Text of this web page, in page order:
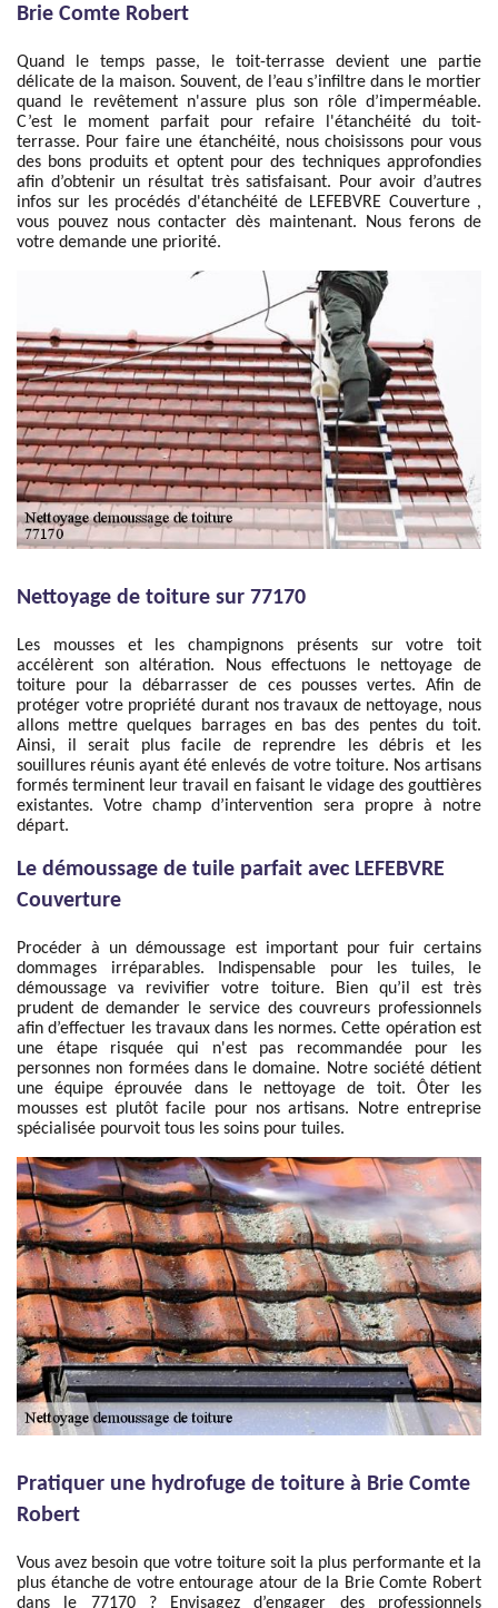
Brie Comte Robert
Quand le temps passe, le toit-terrasse devient une partie
délicate de la maison. Souvent, de l’eau s’infiltre dans le mortier
quand le revêtement n'assure plus son rôle d’imperméable.
C’est le moment parfait pour refaire l'étanchéité du toit-
terrasse. Pour faire une étanchéité, nous choisissons pour vous
des bons produits et optent pour des techniques approfondies
afin d’obtenir un résultat très satisfaisant. Pour avoir d’autres
infos sur les procédés d'étanchéité de LEFEBVRE Couverture ,
vous pouvez nous contacter dès maintenant. Nous ferons de
votre demande une priorité.
Nettoyage de toiture sur 77170
Les mousses et les champignons présents sur votre toit
accélèrent son altération. Nous effectuons le nettoyage de
toiture pour la débarrasser de ces pousses vertes. Afin de
protéger votre propriété durant nos travaux de nettoyage, nous
allons mettre quelques barrages en bas des pentes du toit.
Ainsi, il serait plus facile de reprendre les débris et les
souillures réunis ayant été enlevés de votre toiture. Nos artisans
formés terminent leur travail en faisant le vidage des gouttières
existantes. Votre champ d’intervention sera propre à notre
départ.
Le démoussage de tuile parfait avec LEFEBVRE
Couverture
Procéder à un démoussage est important pour fuir certains
dommages irréparables. Indispensable pour les tuiles, le
démoussage va revivifier votre toiture. Bien qu’il est très
prudent de demander le service des couvreurs professionnels
afin d’effectuer les travaux dans les normes. Cette opération est
une étape risquée qui n'est pas recommandée pour les
personnes non formées dans le domaine. Notre société détient
une équipe éprouvée dans le nettoyage de toit. Ôter les
mousses est plutôt facile pour nos artisans. Notre entreprise
spécialisée pourvoit tous les soins pour tuiles.
Pratiquer une hydrofuge de toiture à Brie Comte
Robert
Vous avez besoin que votre toiture soit la plus performante et la
plus étanche de votre entourage atour de la Brie Comte Robert
dans le 77170 ? Envisagez d’engager des professionnels